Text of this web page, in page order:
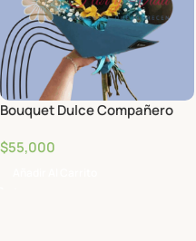
Bouquet Dulce Compañero
$55,000